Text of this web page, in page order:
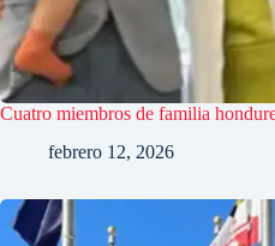
Cuatro miembros de familia
febrero 12, 2026